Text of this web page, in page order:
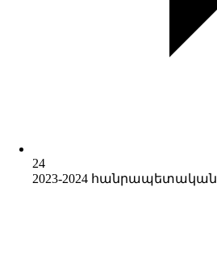
24
2023-2024 հանրապետական